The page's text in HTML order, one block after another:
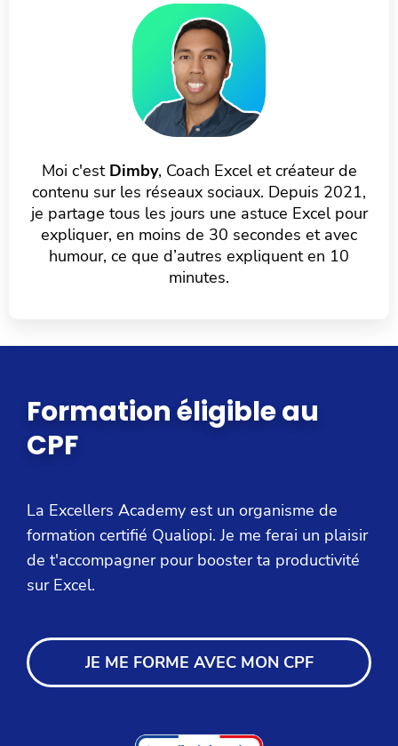
Moi c'est Dimby, Coach Excel et créateur de
contenu sur les réseaux sociaux. Depuis 2021,
je partage tous les jours une astuce Excel pour
expliquer, en moins de 30 secondes et avec
humour, ce que d’autres expliquent en 10
minutes.
Formation éligible au
CPF
La Excellers Academy est un organisme de
formation certifié Qualiopi. Je me ferai un plaisir
de t'accompagner pour booster ta productivité
sur Excel.
JE ME FORME AVEC MON CPF